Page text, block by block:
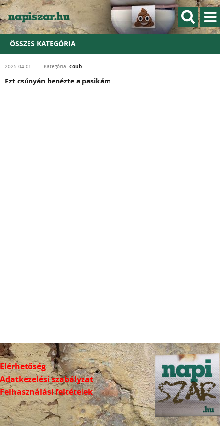
ÖSSZES KATEGÓRIA
2025.04.01. Kategória: Coub
Ezt csúnyán benézte a pasikám
Elérhetőség
Adatkezelési szabályzat
Felhasználási feltételek